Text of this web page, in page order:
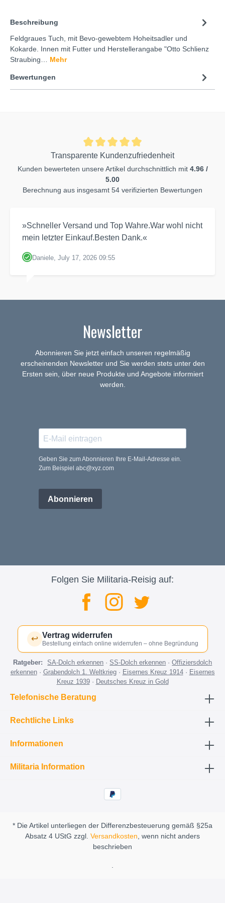
Beschreibung
Feldgraues Tuch, mit Bevo-gewebtem Hoheitsadler und
Kokarde. Innen mit Futter und Herstellerangabe "Otto Schlienz
Straubing… Mehr
Bewertungen
Transparente Kundenzufriedenheit
Kunden bewerteten unsere Artikel durchschnittlich mit 4.96 /
5.00
Berechnung aus insgesamt 54 verifizierten Bewertungen
»Schneller Versand und Top Wahre.War wohl nicht
mein letzter Einkauf.Besten Dank.«
Daniele, July 17, 2026 09:55
Newsletter
Abonnieren Sie jetzt einfach unseren regelmäßig
erscheinenden Newsletter und Sie werden stets unter den
Ersten sein, über neue Produkte und Angebote informiert
werden.
Geben Sie zum Abonnieren Ihre E-Mail-Adresse ein.
Zum Beispiel abc@xyz.com
Abonnieren
Folgen Sie Militaria-Reisig auf:
↩ Vertrag widerrufen
Bestellung einfach online widerrufen – ohne Begründung
Ratgeber: SA-Dolch erkennen ·SS-Dolch erkennen ·Offiziersdolch
erkennen· Grabendolch 1. Weltkrieg· Eisernes Kreuz 1914· Eisernes
Kreuz 1939· Deutsches Kreuz in Gold
Telefonische Beratung
Rechtliche Links
Informationen
Militaria Information
* Die Artikel unterliegen der Differenzbesteuerung gemäß §25a
Absatz 4 UStG zzgl. Versandkosten, wenn nicht anders
beschrieben
.